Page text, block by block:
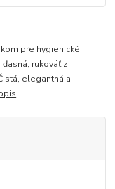
pre hygienické
rukoväť z
elegantná a